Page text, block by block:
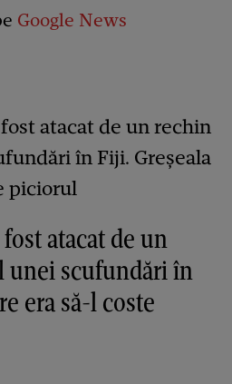
Google News
atacat de un
scufundări în
era să-l coste